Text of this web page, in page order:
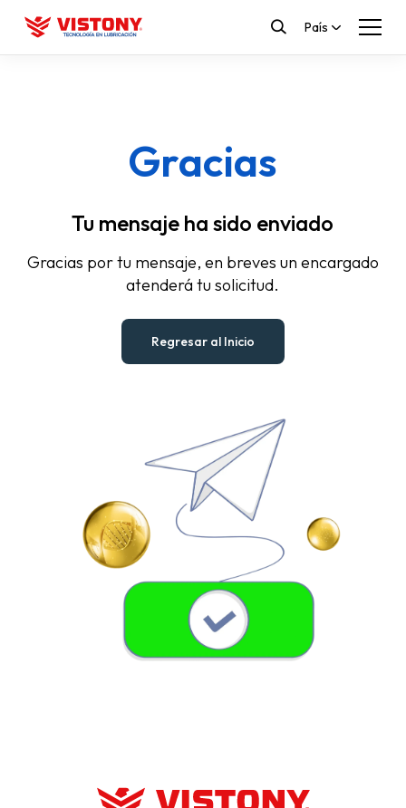
País
Gracias
Tu mensaje ha sido enviado
Gracias por tu mensaje, en breves un encargado
atenderá tu solicitud.
Regresar al Inicio